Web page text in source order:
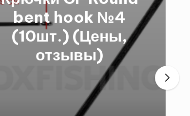
bent hook №4
(10шт.) (Цены,
отзывы)